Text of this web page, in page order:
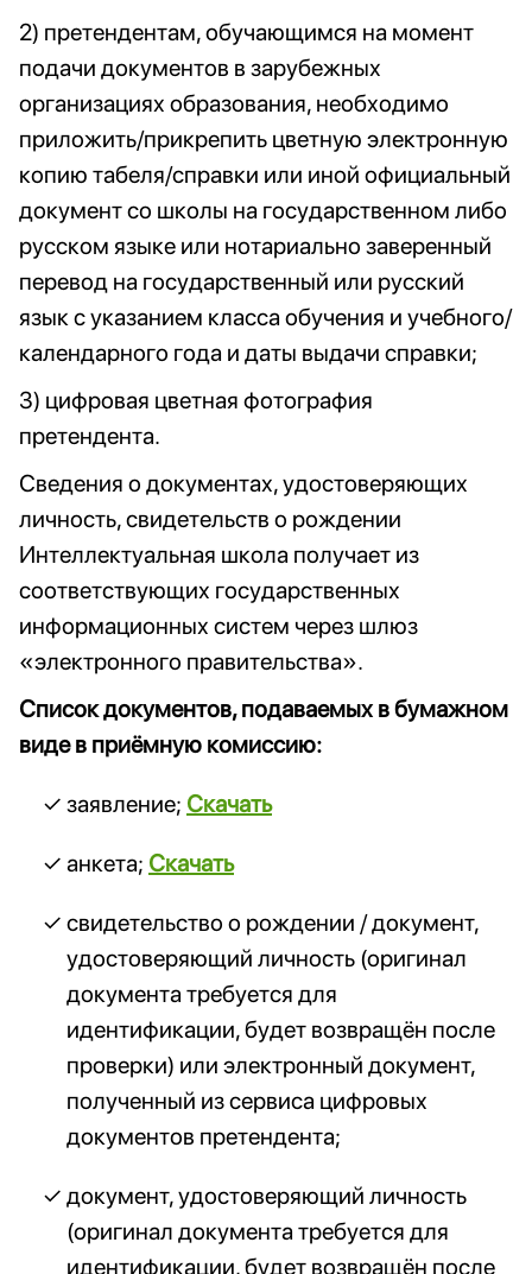
2) претендентам, обучающимся на момент
подачи документов в зарубежных
организациях образования, необходимо
приложить/прикрепить цветную электронную
копию табеля/справки или иной официальный
документ со школы на государственном либо
русском языке или нотариально заверенный
перевод на государственный или русский
язык с указанием класса обучения и учебного/
календарного года и даты выдачи справки;
3) цифровая цветная фотография
претендента.
Сведения о документах, удостоверяющих
личность, свидетельств о рождении
Интеллектуальная школа получает из
соответствующих государственных
информационных систем через шлюз
«электронного правительства».
Список документов, подаваемых в бумажном
виде в приёмную комиссию:
заявление; Скачать
анкета; Скачать
свидетельство о рождении / документ,
удостоверяющий личность (оригинал
документа требуется для
идентификации, будет возвращён после
проверки) или электронный документ,
полученный из сервиса цифровых
документов претендента;
документ, удостоверяющий личность
(оригинал документа требуется для
идентификации, будет возвращён после